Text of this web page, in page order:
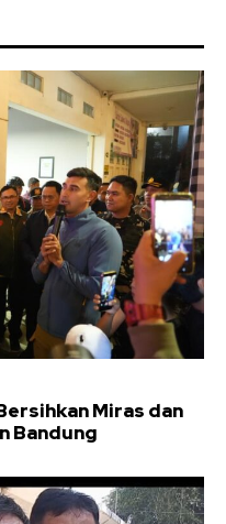
Miras dan
Bandung